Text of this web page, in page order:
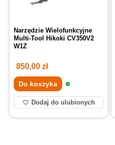
Narzędzie Wielofunkcyjne
Multi-Tool Hikoki CV350V2
W1Z
850,00 zł
Do koszyka
Dodaj do ulubionych